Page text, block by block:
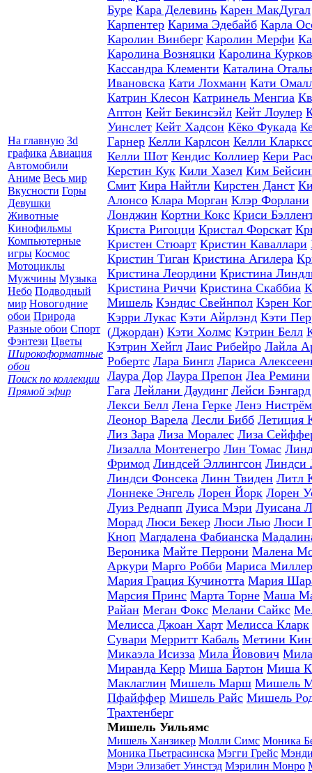
На главную 3d
графика Авиация
Автомобили
Аниме Весь мир
Вкусности Горы
Девушки
Животные
Кинофильмы
Компьютерные
игры Космос
Мотоциклы
Мужчины Музыка
Небо Подводный
мир Новогодние
обои Природа
Разные обои Спорт
Фэнтези Цветы
Широкоформатные
обои
Поиск по коллекции
Прямой эфир
Буре Кара Делевинь Карен МакДугал
Карпентер Карима Эдебайб Карла
Каролин Винберг Каролин Мерфи
Каролина Возняцки Каролина
Кассандра Клементи Каталина
Ивановска Кати Лохманн Кати
Катрин Клесон Катринель Менгиа
Аптон Кейт Бекинсэйл Кейт Лоулер
Уинслет Кейт Хадсон Кёко Фукада
Гарнер Келли Карлсон Келли
Келли Шот Кендис Коллиер Кери
Керстин Кук Кили Хазел Ким
Смит Кира Найтли Кирстен Данст
Алонсо Клара Морган Клэр Форлани
Лонджин Кортни Кокс Криси
Криста Ригоцци Кристал Форскат
Кристен Стюарт Кристин Каваллари
Кристин Тиган Кристина Агилера
Кристина Леордини Кристина
Кристина Риччи Кристина Скаббиа
Мишель Кэндис Свейнпол Кэрен
Кэрри Лукас Кэти Айрлэнд Кэти
(Джордан) Кэти Холмс Кэтрин Белл
Кэтрин Хейгл Лаис Рибейро Лайла
Робертс Лара Бингл Лариса
Лаура Дор Лаура Препон Леа Ремини
Гага Лейлани Даудинг Лейси Бэнгард
Лекси Белл Лена Герке Ленэ Нистрём
Леонор Варела Лесли Бибб Летиция
Лиз Зара Лиза Моралес Лиза
Лизалла Монтенегро Лин Томас
Фримод Линдсей Эллингсон Линдси
Линдси Фонсека Линн Твиден Литл
Лоннеке Энгель Лорен Йорк Лорен
Луиз Реднапп Луиса Мэри Луисана
Морад Люси Бекер Люси Лью Люси
Кноп Магдалена Фабианска
Вероника Майте Перрони Малена
Аркури Марго Робби Мариса Миллер
Мария Грация Кучинотта Мария
Марсия Принс Марта Торне Маша
Райан Меган Фокс Мелани Сайкс
Мелисса Джоан Харт Мелисса Кларк
Сувари Мерритт Кабаль Метини
Микаэла Исизза Мила Йовович
Миранда Керр Миша Бартон Миша
Маклаглин Мишель Марш Мишель
Пфайффер Мишель Райс Мишель
Трахтенберг
Мишель Уильямс
Мишель Ханзикер Молли Симс Моника
Моника Пьетрасинска Мэгги Грейс
Мэри Элизабет Уинстэд Мэрилин Монро